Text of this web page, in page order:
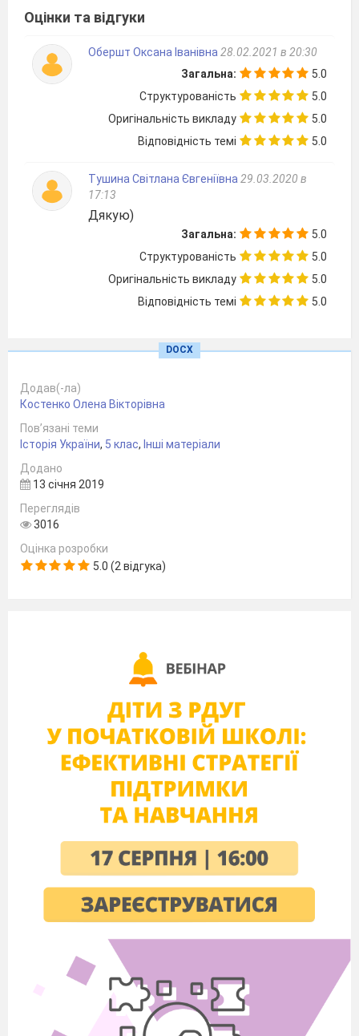
Оцінки та відгуки
Обершт Оксана Іванівна 28.02.2021 в 20:30
Загальна:
5.0
Структурованість
5.0
Оригінальність викладу
5.0
Відповідність темі
5.0
Тушина Світлана Євгеніївна 29.03.2020 в
17:13
Дякую)
Загальна:
5.0
Структурованість
5.0
Оригінальність викладу
5.0
Відповідність темі
5.0
DOCX
Додав(-ла)
Костенко Олена Вікторівна
Пов’язані теми
Історія України, 5 клас, Інші матеріали
Додано
13 січня 2019
Переглядів
3016
Оцінка розробки
5.0 (2 відгука)